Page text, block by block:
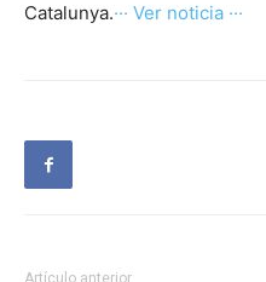
Catalunya.··· Ver noticia ···